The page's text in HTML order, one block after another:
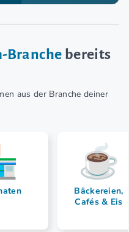
Branche bereits
aus der Branche deiner
Bäckereien,
Cafés & Eis